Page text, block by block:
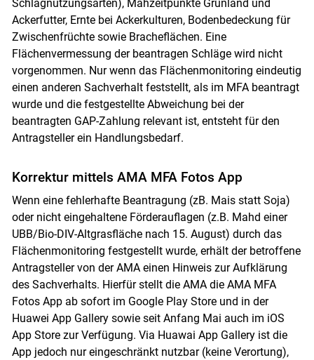
Skip to main content
Schlagnutzungsarten), Mähzeitpunkte Grünland und
Ackerfutter, Ernte bei Ackerkulturen, Bodenbedeckung für
Zwischenfrüchte sowie Bracheflächen. Eine
Flächenvermessung der beantragen Schläge wird nicht
vorgenommen. Nur wenn das Flächenmonitoring eindeutig
einen anderen Sachverhalt feststellt, als im MFA beantragt
wurde und die festgestellte Abweichung bei der
beantragten GAP-Zahlung relevant ist, entsteht für den
Antragsteller ein Handlungsbedarf.
Korrektur mittels AMA MFA Fotos App
Wenn eine fehlerhafte Beantragung (zB. Mais statt Soja)
oder nicht eingehaltene Förderauflagen (z.B. Mahd einer
UBB/Bio-DIV-Altgrasfläche nach 15. August) durch das
Flächenmonitoring festgestellt wurde, erhält der betroffene
Antragsteller von der AMA einen Hinweis zur Aufklärung
des Sachverhalts. Hierfür stellt die AMA die AMA MFA
Fotos App ab sofort im Google Play Store und in der
Huawei App Gallery sowie seit Anfang Mai auch im iOS
App Store zur Verfügung. Via Huawai App Gallery ist die
App jedoch nur eingeschränkt nutzbar (keine Verortung),